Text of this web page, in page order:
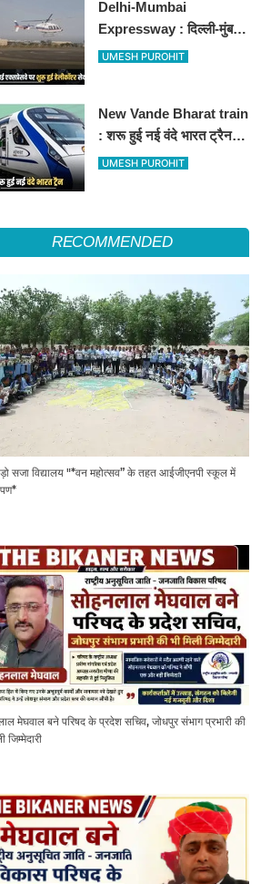
Delhi-Mumbai
Expressway : दिल्ली-मुंबई
एक्सप्रेसवे पर अब मिलेगी ये
UMESH PUROHIT
New Vande Bharat train
: शरू हुई नई वंदे भारत ट्रैन,
तीन राज्यों के लाखों लोगों का
UMESH PUROHIT
RECOMMENDED
सजा विद्यालय "*वन महोत्सव” के तहत आईजीएनपी स्कूल में
मेघवाल बने परिषद के प्रदेश सचिव, जोधपुर संभाग प्रभारी की
जिम्मेदारी